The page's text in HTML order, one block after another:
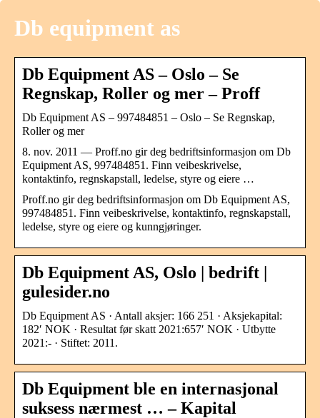
Db equipment as
Db Equipment AS – Oslo – Se
Regnskap, Roller og mer – Proff
Db Equipment AS – 997484851 – Oslo – Se Regnskap,
Roller og mer
8. nov. 2011 — Proff.no gir deg bedriftsinformasjon om Db
Equipment AS, 997484851. Finn veibeskrivelse,
kontaktinfo, regnskapstall, ledelse, styre og eiere …
Proff.no gir deg bedriftsinformasjon om Db Equipment AS,
997484851. Finn veibeskrivelse, kontaktinfo, regnskapstall,
ledelse, styre og eiere og kunngjøringer.
Db Equipment AS, Oslo | bedrift |
gulesider.no
Db Equipment AS · Antall aksjer: 166 251 · Aksjekapital:
182′ NOK · Resultat før skatt 2021:657′ NOK · Utbytte
2021:- · Stiftet: 2011.
Db Equipment ble en internasjonal
suksess nærmest … – Kapital